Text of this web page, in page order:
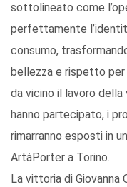
sottolineato come
perfettamente
consumo,
bellezza e rispetto
da vicino il lavoro
hanno partecipato, i
rimarranno esposti in
ArtàPorter a Torino.
La vittoria di Giovanna